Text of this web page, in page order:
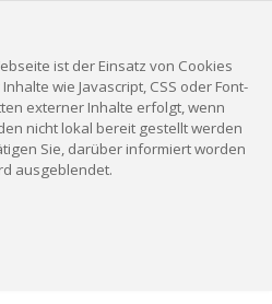
ist der Einsatz von Cookies
wie Javascript, CSS oder Font-
externer Inhalte erfolgt, wenn
nicht lokal bereit gestellt werden
Sie, darüber informiert worden
ausgeblendet.